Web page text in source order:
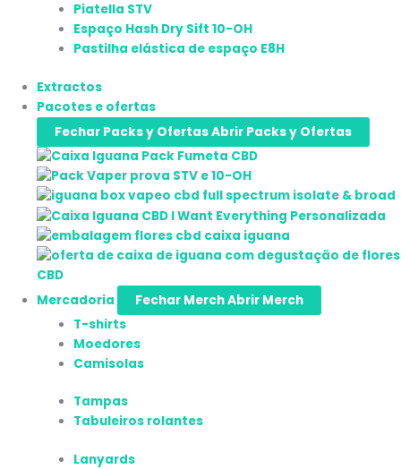
Piatella STV
Espaço Hash Dry Sift 10-OH
Pastilha elástica de espaço E8H
Extractos
Pacotes e ofertas
Fechar Packs y OfertasAbrir Packs y Ofertas
Mercadoria Fechar MerchAbrir Merch
T-shirts
Moedores
Camisolas
Tampas
Tabuleiros rolantes
Lanyards